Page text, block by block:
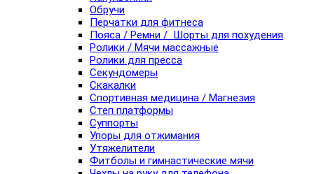
Обручи
Перчатки для фитнеса
Пояса / Ремни / Шорты для похудения
Ролики / Мячи массажные
Ролики для пресса
Секундомеры
Скакалки
Спортивная медицина / Магнезия
Степ платформы
Суппорты
Упоры для отжимания
Утяжелители
Фитболы и гимнастические мячи